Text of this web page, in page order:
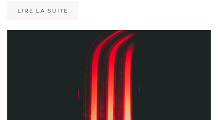
LIRE LA SUITE